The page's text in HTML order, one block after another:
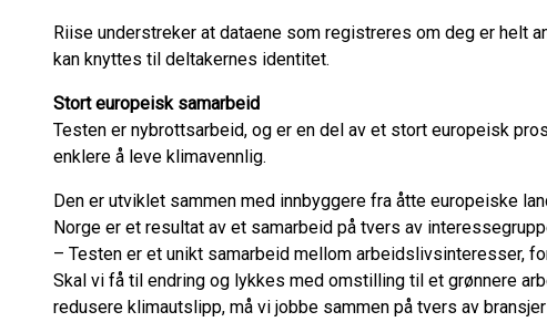
Riise understreker at dataene som registreres om deg er helt
kan knyttes til deltakernes identitet.
Stort europeisk samarbeid
Testen er nybrottsarbeid, og er en del av et stort europeisk
enklere å leve klimavennlig.
Den er utviklet sammen med innbyggere fra åtte europeiske
Norge er et resultat av et samarbeid på tvers av
– Testen er et unikt samarbeid mellom arbeidslivsinteresser,
Skal vi få til endring og lykkes med omstilling til et grønnere
redusere klimautslipp, må vi jobbe sammen på tvers av